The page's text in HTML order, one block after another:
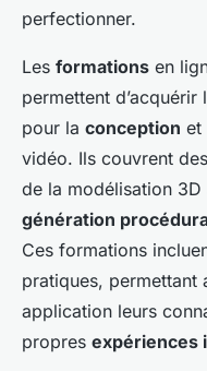
perfectionner.
Les formations en
permettent
pour la conception et
vidéo. Ils couvrent
de la modélisation
génération
Ces formations
pratiques, permettant
application leurs
propres expériences